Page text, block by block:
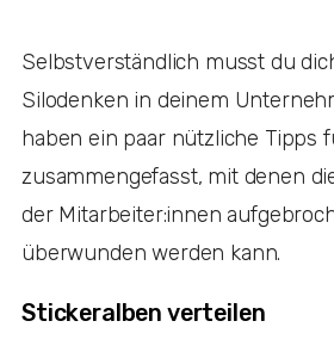
Selbstverständlich musst du
Silodenken in deinem
haben ein paar nützliche Tipps
zusammengefasst, mit denen
der Mitarbeiter:innen
überwunden werden kann.
Stickeralben verteilen